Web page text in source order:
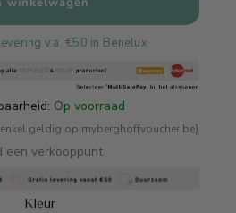
v.a. €50 in Benelux
Op voorraad
enkel geldig op myberghoffvoucher.be)
een verkooppunt
Kleur